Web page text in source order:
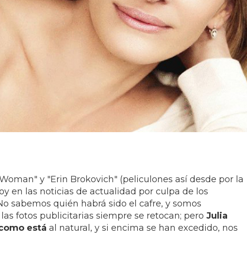
y "Erin Brokovich" (peliculones así desde por la
en las noticias de actualidad por culpa de los
sabemos quién habrá sido el cafre, y somos
fotos publicitarias siempre se retocan; pero Julia
está al natural, y si encima se han excedido, nos